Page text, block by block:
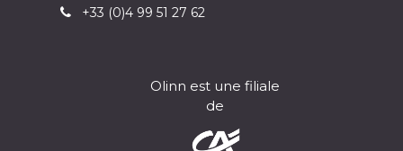
+33 (0)4 99 51 27 62
Olinn est une filiale
de